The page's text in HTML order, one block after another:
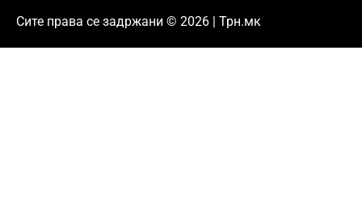
Сите права се задржани © 2026 | Трн.мк